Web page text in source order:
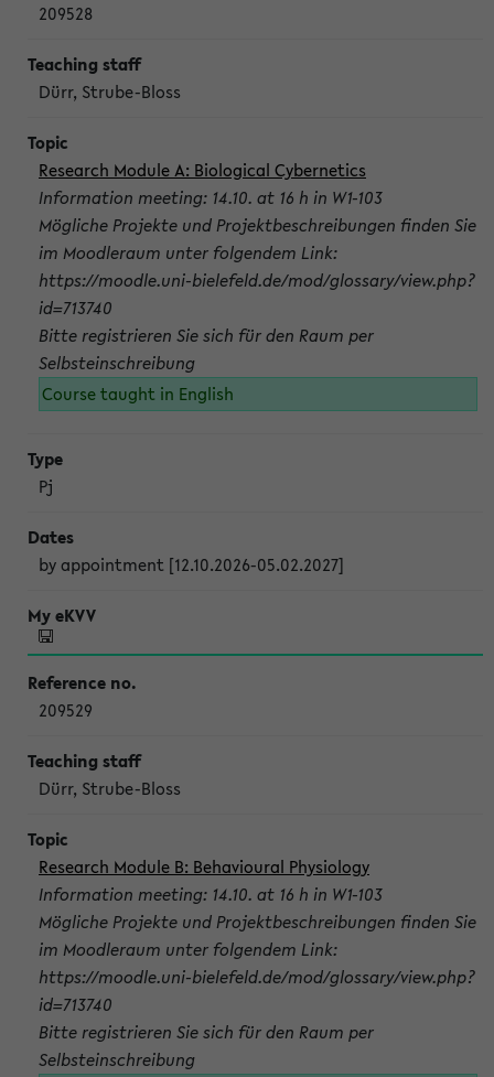
209528
Dürr, Strube-Bloss
Research Module A: Biological Cybernetics
Information meeting: 14.10. at 16 h in W1-103
Mögliche Projekte und Projektbeschreibungen finden Sie
im Moodleraum unter folgendem Link:
https://moodle.uni-bielefeld.de/mod/glossary/view.php?
id=713740
Bitte registrieren Sie sich für den Raum per
Selbsteinschreibung
Course taught in English
Pj
by appointment [12.10.2026-05.02.2027]
209529
Dürr, Strube-Bloss
Research Module B: Behavioural Physiology
Information meeting: 14.10. at 16 h in W1-103
Mögliche Projekte und Projektbeschreibungen finden Sie
im Moodleraum unter folgendem Link:
https://moodle.uni-bielefeld.de/mod/glossary/view.php?
id=713740
Bitte registrieren Sie sich für den Raum per
Selbsteinschreibung